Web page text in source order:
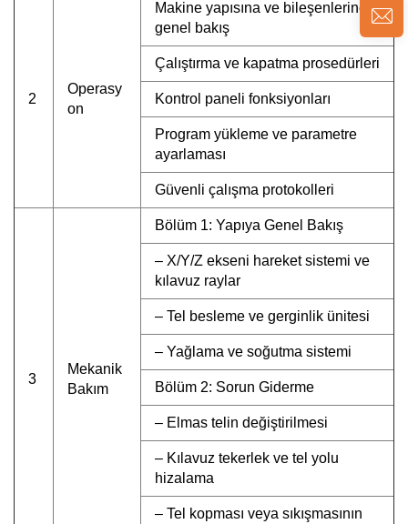
2
Operasy
on
Makine yapısına ve bileşenlerine
genel bakış
Çalıştırma ve kapatma prosedürleri
Kontrol paneli fonksiyonları
Program yükleme ve parametre
ayarlaması
Güvenli çalışma protokolleri
3
Mekanik
Bakım
Bölüm 1: Yapıya Genel Bakış
– X/Y/Z ekseni hareket sistemi ve
kılavuz raylar
– Tel besleme ve gerginlik ünitesi
– Yağlama ve soğutma sistemi
Bölüm 2: Sorun Giderme
– Elmas telin değiştirilmesi
– Kılavuz tekerlek ve tel yolu
hizalama
– Tel kopması veya sıkışmasının